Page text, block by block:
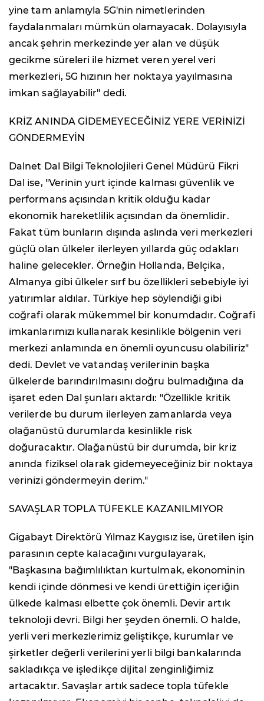
yine tam anlamıyla 5G'nin nimetlerinden
faydalanmaları mümkün olamayacak. Dolayısıyla
ancak şehrin merkezinde yer alan ve düşük
gecikme süreleri ile hizmet veren yerel veri
merkezleri, 5G hızının her noktaya yayılmasına
imkan sağlayabilir" dedi.
KRİZ ANINDA GİDEMEYECEĞİNİZ YERE VERİNİZİ
GÖNDERMEYİN
Dalnet Dal Bilgi Teknolojileri Genel Müdürü Fikri
Dal ise, "Verinin yurt içinde kalması güvenlik ve
performans açısından kritik olduğu kadar
ekonomik hareketlilik açısından da önemlidir.
Fakat tüm bunların dışında aslında veri merkezleri
güçlü olan ülkeler ilerleyen yıllarda güç odakları
haline gelecekler. Örneğin Hollanda, Belçika,
Almanya gibi ülkeler sırf bu özellikleri sebebiyle iyi
yatırımlar aldılar. Türkiye hep söylendiği gibi
coğrafi olarak mükemmel bir konumdadır. Coğrafi
imkanlarımızı kullanarak kesinlikle bölgenin veri
merkezi anlamında en önemli oyuncusu olabiliriz"
dedi. Devlet ve vatandaş verilerinin başka
ülkelerde barındırılmasını doğru bulmadığına da
işaret eden Dal şunları aktardı: "Özellikle kritik
verilerde bu durum ilerleyen zamanlarda veya
olağanüstü durumlarda kesinlikle risk
doğuracaktır. Olağanüstü bir durumda, bir kriz
anında fiziksel olarak gidemeyeceğiniz bir noktaya
verinizi göndermeyin derim."
SAVAŞLAR TOPLA TÜFEKLE KAZANILMIYOR
Gigabayt Direktörü Yılmaz Kaygısız ise, üretilen işin
parasının cepte kalacağını vurgulayarak,
"Başkasına bağımlılıktan kurtulmak, ekonominin
kendi içinde dönmesi ve kendi ürettiğin içeriğin
ülkede kalması elbette çok önemli. Devir artık
teknoloji devri. Bilgi her şeyden önemli. O halde,
yerli veri merkezlerimiz geliştikçe, kurumlar ve
şirketler değerli verilerini yerli bilgi bankalarında
sakladıkça ve işledikçe dijital zenginliğimiz
artacaktır. Savaşlar artık sadece topla tüfekle